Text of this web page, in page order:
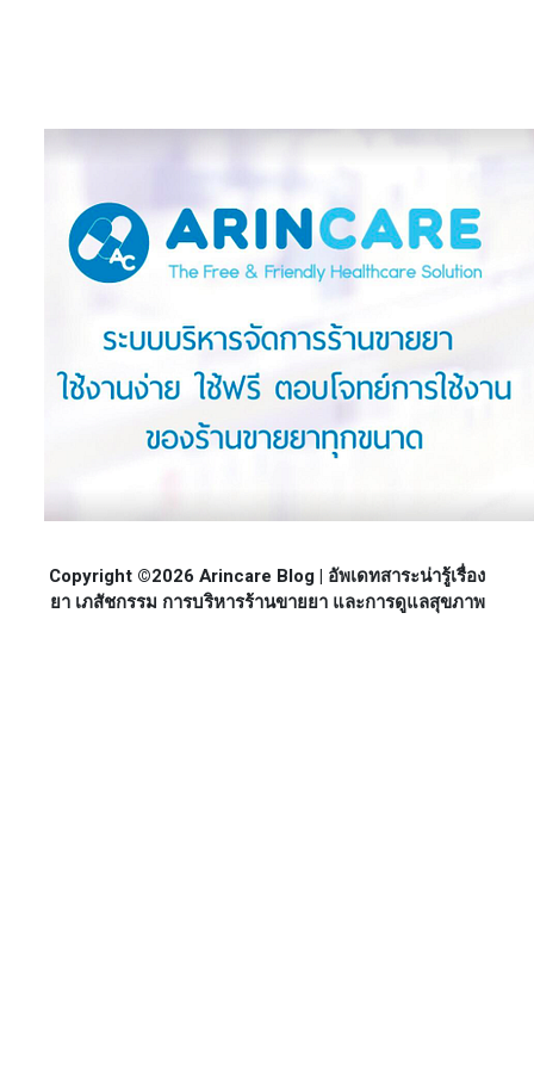
Copyright ©2026 Arincare Blog | อัพเดทสาระน่ารู้เรื่อง
ยา เภสัชกรรม การบริหารร้านขายยา และการดูแลสุขภาพ